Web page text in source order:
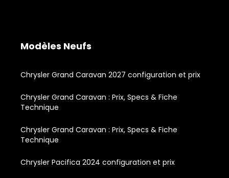
Modèles Neufs
Chrysler Grand Caravan 2027 configuration et prix
Chrysler Grand Caravan : Prix, Specs & Fiche
Technique
Chrysler Grand Caravan : Prix, Specs & Fiche
Technique
Chrysler Pacifica 2024 configuration et prix